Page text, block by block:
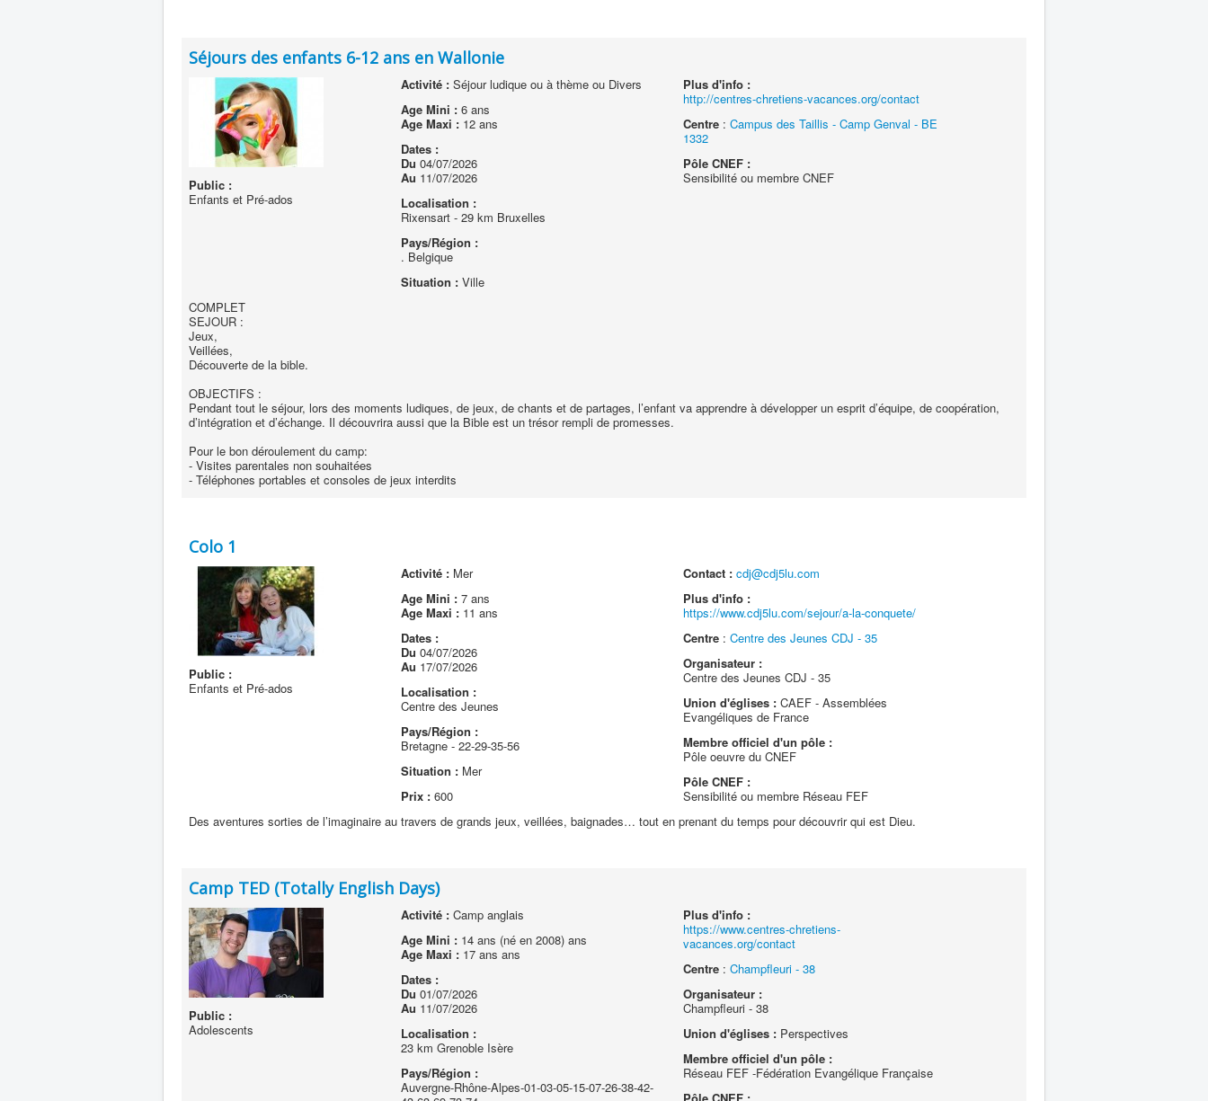
Séjours des enfants 6-12 ans en Wallonie
Public :
Enfants et Pré-ados
Activité :Séjour ludique ou à thème ou Divers
Age Mini :6 ans
Age Maxi :12 ans
Dates :
Du 04/07/2026
Au 11/07/2026
Localisation :
Rixensart - 29 km Bruxelles
Pays/Région :
. Belgique
Situation :Ville
Plus d'info :
http://centres-chretiens-vacances.org/contact
Centre :Campus des Taillis - Camp Genval - BE
1332
Pôle CNEF :
Sensibilité ou membre CNEF
COMPLET
SEJOUR :
Jeux,
Veillées,
Découverte de la bible.
OBJECTIFS :
Pendant tout le séjour, lors des moments ludiques, de jeux, de chants et de partages, l’enfant va apprendre à développer un esprit d’équipe, de coopération,
d’intégration et d’échange. Il découvrira aussi que la Bible est un trésor rempli de promesses.
Pour le bon déroulement du camp:
- Visites parentales non souhaitées
- Téléphones portables et consoles de jeux interdits
Colo 1
Public :
Enfants et Pré-ados
Activité :Mer
Age Mini :7 ans
Age Maxi :11 ans
Dates :
Du 04/07/2026
Au 17/07/2026
Localisation :
Centre des Jeunes
Pays/Région :
Bretagne - 22-29-35-56
Situation :Mer
Prix :600
Contact : cdj@cdj5lu.com
Plus d'info :
https://www.cdj5lu.com/sejour/a-la-conquete/
Centre :Centre des Jeunes CDJ - 35
Organisateur :
Centre des Jeunes CDJ - 35
Union d'églises : CAEF - Assemblées
Evangéliques de France
Membre officiel d'un pôle :
Pôle oeuvre du CNEF
Pôle CNEF :
Sensibilité ou membre Réseau FEF
Des aventures sorties de l’imaginaire au travers de grands jeux, veillées, baignades… tout en prenant du temps pour découvrir qui est Dieu.
Camp TED (Totally English Days)
Public :
Adolescents
Activité :Camp anglais
Age Mini :14 ans (né en 2008) ans
Age Maxi :17 ans ans
Dates :
Du 01/07/2026
Au 11/07/2026
Localisation :
23 km Grenoble Isère
Pays/Région :
Auvergne-Rhône-Alpes-01-03-05-15-07-26-38-42-
Plus d'info :
https://www.centres-chretiens-
vacances.org/contact
Centre :Champfleuri - 38
Organisateur :
Champfleuri - 38
Union d'églises : Perspectives
Membre officiel d'un pôle :
Réseau FEF -Fédération Evangélique Française